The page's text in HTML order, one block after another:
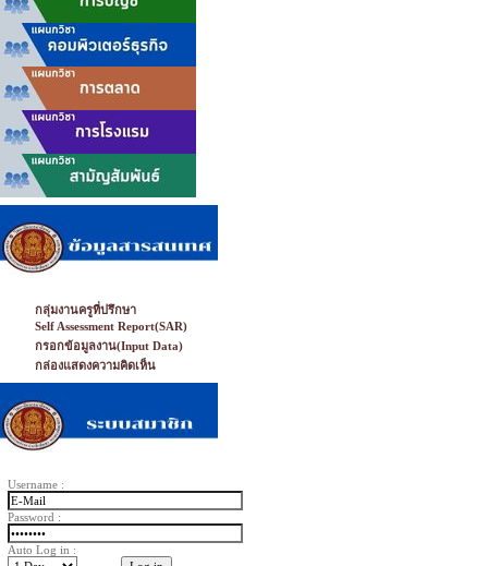
กลุ่มงานครูที่ปรึกษา
Self Assessment Report(SAR)
กรอกข้อมูลงาน(Input Data)
กล่องแสดงความคิดเห็น
Username :
Password :
Auto Log in :